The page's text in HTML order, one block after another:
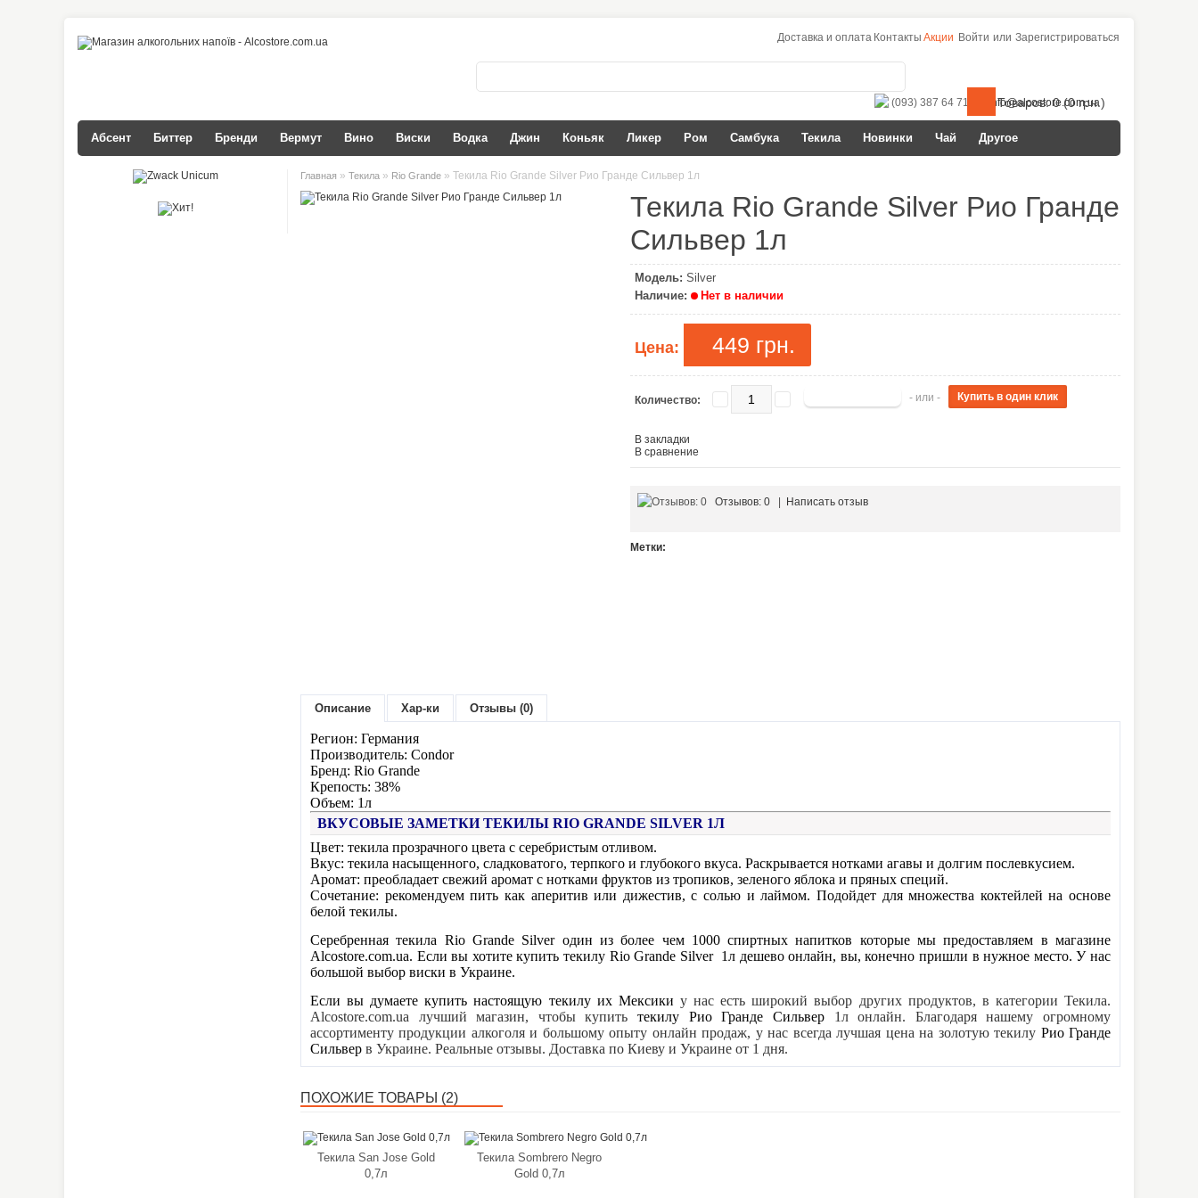
Доставка и оплата Контакты Акции Войти или Зарегистрироваться
(093) 387 64 71 info@alcostore.com.ua
Товаров: 0 (0 грн.)
Абсент Биттер Бренди Вермут Вино Виски Водка Джин Коньяк Ликер Ром Самбука Текила Новинки Чай Другое
Главная » Текила » Rio Grande » Текила Rio Grande Silver Рио Гранде Сильвер 1л
Текила Rio Grande Silver Рио Гранде
Сильвер 1л
Модель: Silver
Наличие:
Нет в наличии
Цена: 449 грн.
Количество: - или -
В закладки
В сравнение
Отзывов: 0 Написать отзыв
Метки:
Описание Хар-ки Отзывы (0)
Регион: Германия
Производитель: Condor
Бренд: Rio Grande
Крепость: 38%
Объем: 1л
ВКУСОВЫЕ ЗАМЕТКИ ТЕКИЛЫ RIO GRANDE SILVER 1Л
Цвет: текила прозрачного цвета с серебристым отливом.
Вкус: текила насыщенного, сладковатого, терпкого и глубокого вкуса. Раскрывается нотками агавы и долгим послевкусием.
Аромат: преобладает свежий аромат с нотками фруктов из тропиков, зеленого яблока и пряных специй.
Сочетание: рекомендуем пить как аперитив или дижестив, с солью и лаймом. Подойдет для множества коктейлей на основе
белой текилы.
Серебренная текила Rio Grande Silver один из более чем 1000 спиртных напитков которые мы предоставляем в магазине
Alcostore.com.ua. Если вы хотите купить текилу Rio Grande Silver 1л дешево онлайн, вы, конечно пришли в нужное место. У нас
большой выбор виски в Украине.
Если вы думаете купить настоящую текилу их Мексики у нас есть широкий выбор других продуктов, в категории Текила.
Alcostore.com.ua лучший магазин, чтобы купить
текилу Рио Гранде Сильвер 1л
онлайн. Благодаря нашему огромному
ассортименту продукции алкоголя и большому опыту онлайн продаж, у нас всегда лучшая цена на золотую текилу Рио Гранде
Сильвер в Украине. Реальные отзывы. Доставка по Киеву и Украине от 1 дня.
ПОХОЖИЕ ТОВАРЫ (2)
Текила San Jose Gold
0,7л
Текила Sombrero Negro
Gold 0,7л